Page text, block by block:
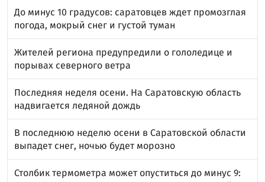
До минус 10 градусов: саратовцев ждет промозглая
погода, мокрый снег и густой туман
Жителей региона предупредили о гололедице и
порывах северного ветра
Последняя неделя осени. На Саратовскую область
надвигается ледяной дождь
В последнюю неделю осени в Саратовской области
выпадет снег, ночью будет морозно
Столбик термометра может опуститься до минус 9: